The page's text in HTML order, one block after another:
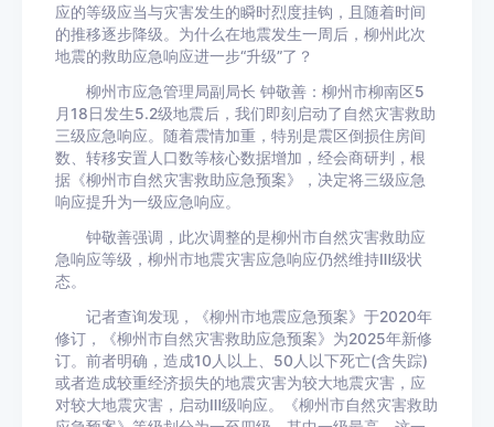
应的等级应当与灾害发生的瞬时烈度挂钩，且随着时间
的推移逐步降级。为什么在地震发生一周后，柳州此次
地震的救助应急响应进一步“升级”了？
柳州市应急管理局副局长 钟敬善：柳州市柳南区5
月18日发生5.2级地震后，我们即刻启动了自然灾害救助
三级应急响应。随着震情加重，特别是震区倒损住房间
数、转移安置人口数等核心数据增加，经会商研判，根
据《柳州市自然灾害救助应急预案》，决定将三级应急
响应提升为一级应急响应。
钟敬善强调，此次调整的是柳州市自然灾害救助应
急响应等级，柳州市地震灾害应急响应仍然维持Ⅲ级状
态。
记者查询发现，《柳州市地震应急预案》于2020年
修订，《柳州市自然灾害救助应急预案》为2025年新修
订。前者明确，造成10人以上、50人以下死亡(含失踪)
或者造成较重经济损失的地震灾害为较大地震灾害，应
对较大地震灾害，启动Ⅲ级响应。《柳州市自然灾害救助